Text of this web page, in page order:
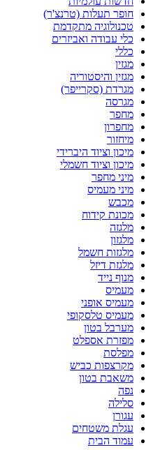
חופר תעלות (טרנצ'ר)
טכנולוגיה מתקדמת
כלי עבודה ואביזרים
כללי
מגזין
מגזין והיסטוריה
מגרדת (סקרייפר)
מגרסה
מחפר
מחפרון
מיחזור
מיכון וציוד היברידי
מיכון וציוד חשמלי
מיני מחפר
מיני מעמיס
מכבש
מכונת קידוח
מלגזה
מלגזון
מלגזות חשמל
מלגזת דיזל
מנוף נייד
מעמיס
מעמיס אופני
מעמיס טלסקופי
מערבל בטון
מפזרת אספלט
מפלסת
מקרצפות כביש
משאבת בטון
נפה
סלילה
עגורן
עגלת משטחים
עמוד הבית